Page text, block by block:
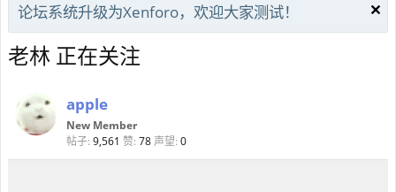
论坛系统升级为Xenforo，欢迎大家测试！
老林 正在关注
apple
New Member
帖子: 9,561 赞: 78 声望: 0